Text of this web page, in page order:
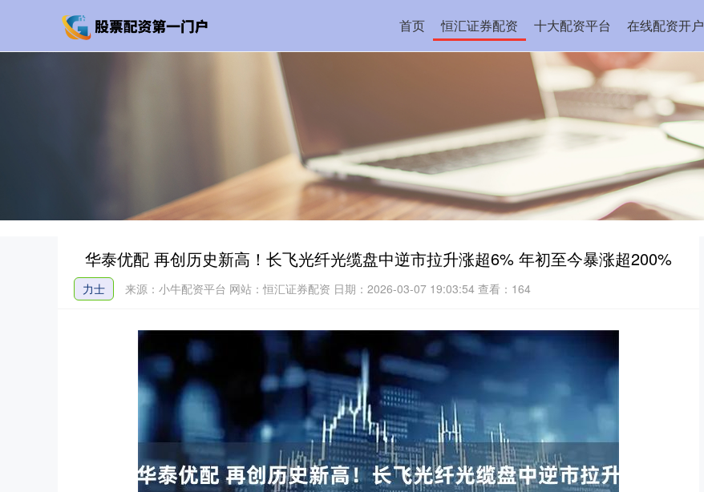
首页 恒汇证券配资 十大配资平台 在线配资开户
华泰优配 再创历史新高！长飞光纤光缆盘中逆市拉升涨超6% 年初至今暴涨超200%
力士 来源：小牛配资平台 网站：恒汇证券配资 日期：2026-03-07 19:03:54 查看：164